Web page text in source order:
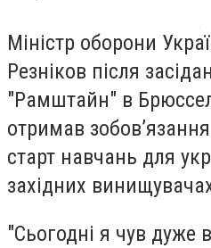
Міністр оборони
Резніков після
"Рамштайн" в
отримав
старт навчань для
західних
"Сьогодні я чув дуже